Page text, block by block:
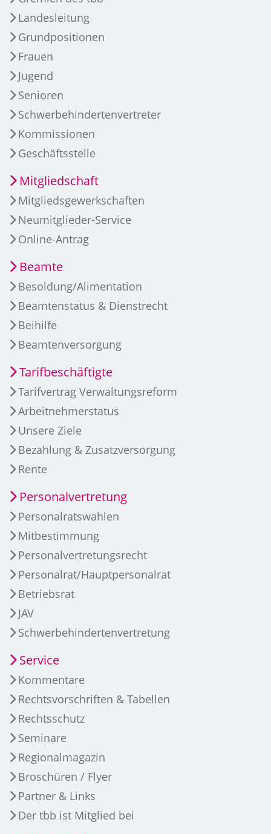
Landesleitung
Grundpositionen
Frauen
Jugend
Senioren
Schwerbehindertenvertreter
Kommissionen
Geschäftsstelle
Mitgliedschaft
Mitgliedsgewerkschaften
Neumitglieder-Service
Online-Antrag
Beamte
Besoldung/Alimentation
Beamtenstatus & Dienstrecht
Beihilfe
Beamtenversorgung
Tarifbeschäftigte
Tarifvertrag Verwaltungsreform
Arbeitnehmerstatus
Unsere Ziele
Bezahlung & Zusatzversorgung
Rente
Personalvertretung
Personalratswahlen
Mitbestimmung
Personalvertretungsrecht
Personalrat/Hauptpersonalrat
Betriebsrat
JAV
Schwerbehindertenvertretung
Service
Kommentare
Rechtsvorschriften & Tabellen
Rechtsschutz
Seminare
Regionalmagazin
Broschüren / Flyer
Partner & Links
Der tbb ist Mitglied bei